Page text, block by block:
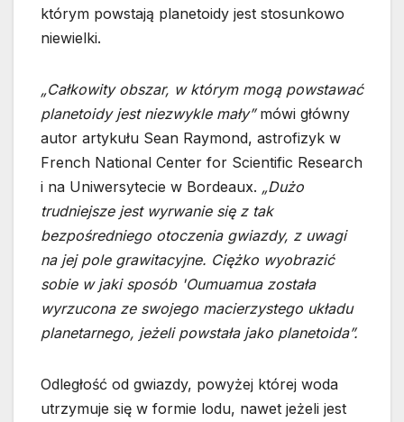
którym powstają planetoidy jest stosunkowo
niewielki.
„Całkowity obszar, w którym mogą powstawać
planetoidy jest niezwykle mały”mówi główny
autor artykułu Sean Raymond, astrofizyk w
French National Center for Scientific Research
i na Uniwersytecie w Bordeaux. „Dużo
trudniejsze jest wyrwanie się z tak
bezpośredniego otoczenia gwiazdy, z uwagi
na jej pole grawitacyjne. Ciężko wyobrazić
sobie w jaki sposób 'Oumuamua została
wyrzucona ze swojego macierzystego układu
planetarnego, jeżeli powstała jako planetoida”.
Odległość od gwiazdy, powyżej której woda
utrzymuje się w formie lodu, nawet jeżeli jest